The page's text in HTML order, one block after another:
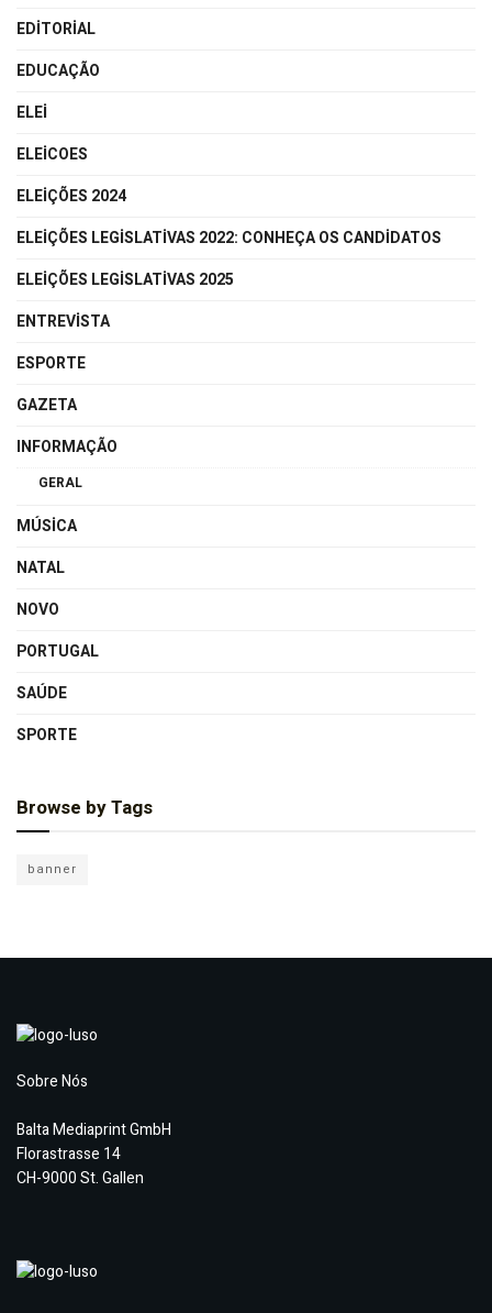
EDITORIAL
EDUCAÇÃO
ELEI
ELEICOES
ELEIÇÕES 2024
ELEIÇÕES LEGISLATIVAS 2022: CONHEÇA OS CANDIDATOS
ELEIÇÕES LEGISLATIVAS 2025
ENTREVISTA
ESPORTE
GAZETA
INFORMAÇÃO
GERAL
MÚSICA
NATAL
NOVO
PORTUGAL
SAÚDE
SPORTE
Browse by Tags
banner
Sobre Nós
Balta Mediaprint GmbH
Florastrasse 14
CH-9000 St. Gallen